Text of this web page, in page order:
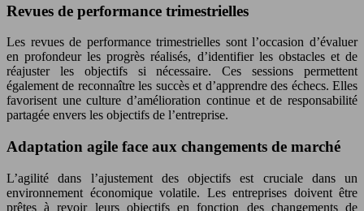
Revues de performance trimestrielles
Les revues de performance trimestrielles sont l’occasion d’évaluer
en profondeur les progrès réalisés, d’identifier les obstacles et de
réajuster les objectifs si nécessaire. Ces sessions permettent
également de reconnaître les succès et d’apprendre des échecs. Elles
favorisent une culture d’amélioration continue et de responsabilité
partagée envers les objectifs de l’entreprise.
Adaptation agile face aux changements de marché
L’agilité dans l’ajustement des objectifs est cruciale dans un
environnement économique volatile. Les entreprises doivent être
prêtes à revoir leurs objectifs en fonction des changements de